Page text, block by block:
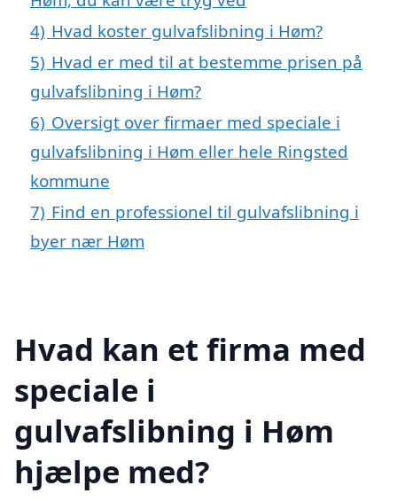
4) Hvad koster gulvafslibning i Høm?
5) Hvad er med til at bestemme prisen på
gulvafslibning i Høm?
6) Oversigt over firmaer med speciale i
gulvafslibning i Høm eller hele Ringsted
kommune
7) Find en professionel til gulvafslibning i
byer nær Høm
Hvad kan et firma med
speciale i
gulvafslibning i Høm
hjælpe med?